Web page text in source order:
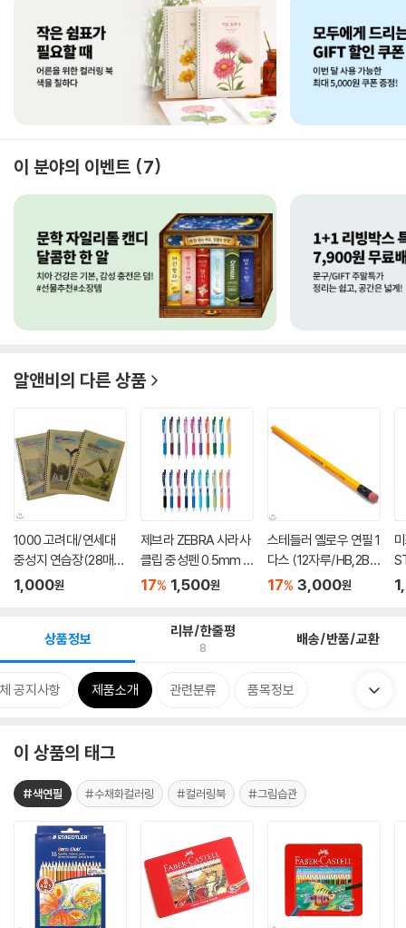
이 분야의 이벤트 7
알앤비의 다른 상품
1000 고려대/연세대
중성지 연습장(28매)-
랜덤발...
1,000원
제브라 ZEBRA 사라사
클립 중성펜 0.5mm S
ARASA ...
17% 1,500원
스테들러 옐로우 연필 1
다스 (12자루/HB,2B
택1)
17% 3,000원
상품정보 리뷰/한줄평
8 배송/반품/교환
공지사항 제품소개 관련분류 품목정보
이 상품의 태그
#색연필 #수채화컬러링 #컬러링북 #그림습관